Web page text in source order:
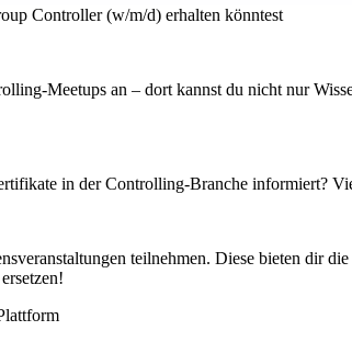
Controller (w/m/d) erhalten könntest
Meetups an – dort kannst du nicht nur
in der Controlling-Branche informiert?
teilnehmen. Diese bieten dir